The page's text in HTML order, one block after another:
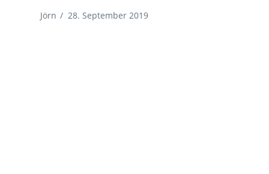
Jörn / 28. September 2019